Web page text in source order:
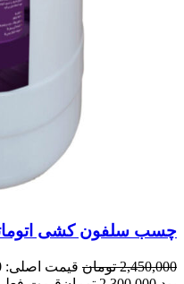
چسب سلفون کشی
2,450,000 تومان